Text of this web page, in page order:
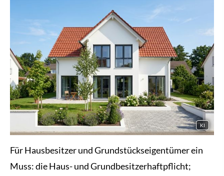
KI
Für Hausbesitzer und Grundstückseigentümer ein
Muss: die Haus- und Grundbesitzerhaftpflicht;